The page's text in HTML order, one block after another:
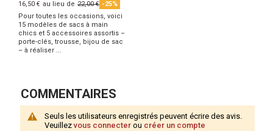
16,50 € au lieu de 22,00 € -25%
Pour toutes les occasions, voici
15 modèles de sacs à main
chics et 5 accessoires assortis –
porte-clés, trousse, bijou de sac
– à réaliser ...
COMMENTAIRES
Seuls les utilisateurs enregistrés peuvent écrire des avis.
Veuillezvous connecter ou créer un compte